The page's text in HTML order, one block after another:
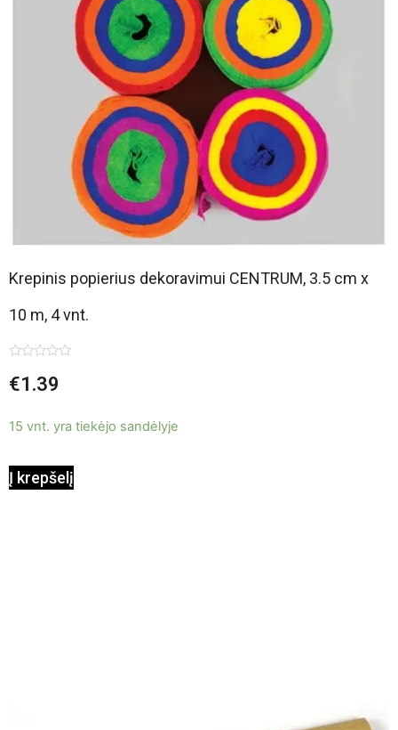
Krepinis popierius dekoravimui CENTRUM, 3.5 cm x
10 m, 4 vnt.
0
iš
€1.39
15 vnt. yra tiekėjo sandėlyje
Į krepšelį